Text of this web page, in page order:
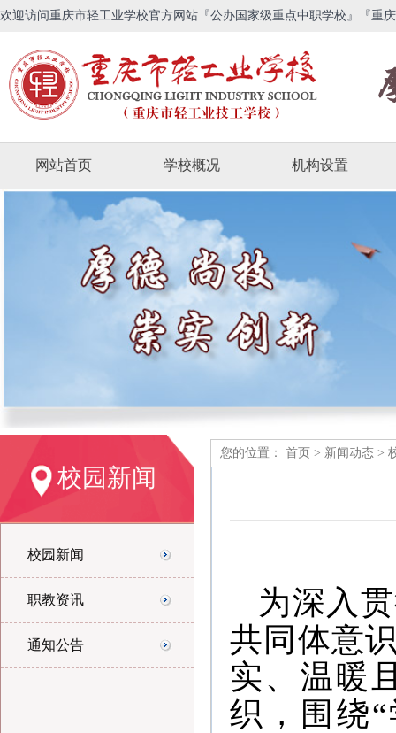
欢迎访问重庆市轻工业学校官方网站『公办国家级重点中职学校』『重
网站首页 学校概况 机构设置
校园新闻
校园新闻
职教资讯
通知公告
您的位置： 首页 > 新闻动态 >
为深入
共同体意
实、温暖
织，围绕